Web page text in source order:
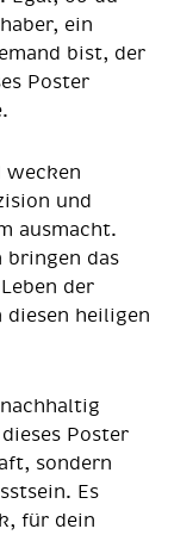
ein
bist, der
Poster
wecken
und
ausmacht.
bringen das
der
heiligen
Poster
sondern
Es
für dein